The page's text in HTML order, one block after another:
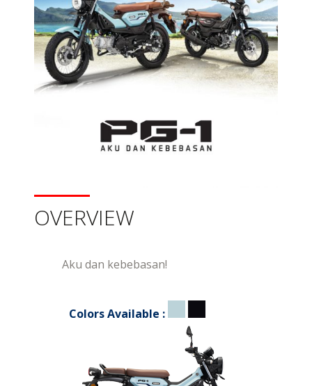
OVERVIEW
Aku dan kebebasan!
Colors Available :